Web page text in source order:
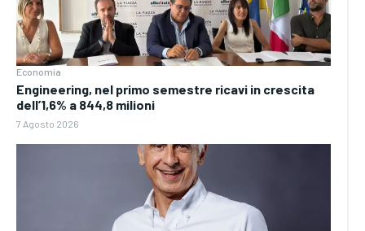
Economia
Engineering, nel primo semestre ricavi in crescita
dell’1,6% a 844,8 milioni
7 Agosto 2026